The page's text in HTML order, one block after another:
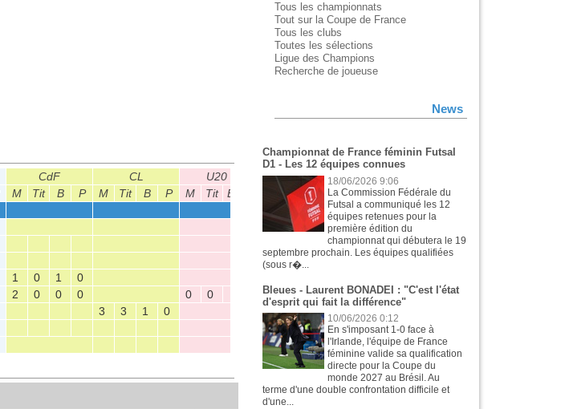
CdF CL U20 U19 U16
M Tit B P M Tit B P M Tit B Tit B P M Tit B P M
3 1 0 0 8
2
14 8 0
1 0 1
0
2 0 0 0 0
0
3 3 1
0
Tous les championnats
Tout sur la Coupe de France
Tous les clubs
Toutes les sélections
Ligue des Champions
Recherche de joueuse
News
Championnat de France féminin Futsal
D1 - Les 12 équipes connues
18/06/2026 9:06
La Commission Fédérale du
Futsal a communiqué les 12
équipes retenues pour la
première édition du
championnat qui débutera le 19
septembre prochain. Les équipes qualifiées
(sous r�...
Bleues - Laurent BONADEI : "C'est l'état
d'esprit qui fait la différence"
10/06/2026 0:12
En s'imposant 1-0 face à
l'Irlande, l'équipe de France
féminine valide sa qualification
directe pour la Coupe du
monde 2027 au Brésil. Au
terme d'une double confrontation difficile et
d'une...